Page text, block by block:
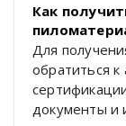
Как
Для
обратиться к
документы и